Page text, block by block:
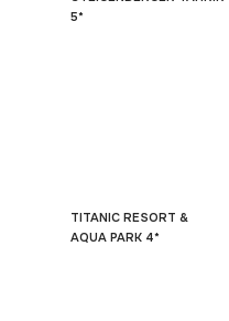
5*
TITANIC RESORT &
AQUA PARK 4*